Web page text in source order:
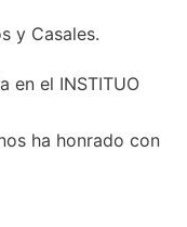
y Casales.
en el INSTITUO
ha honrado con